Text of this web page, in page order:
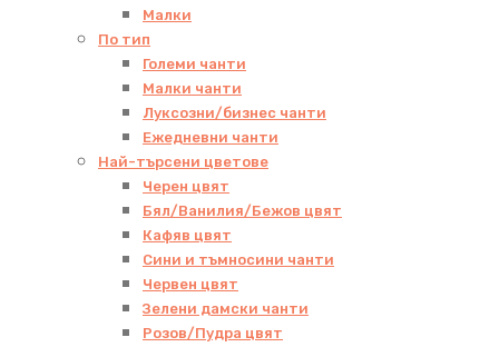
Малки
По тип
Големи чанти
Малки чанти
Луксозни/бизнес чанти
Ежедневни чанти
Най-търсени цветове
Черен цвят
Бял/Ванилия/Бежов цвят
Кафяв цвят
Сини и тъмносини чанти
Червен цвят
Зелени дамски чанти
Розов/Пудра цвят